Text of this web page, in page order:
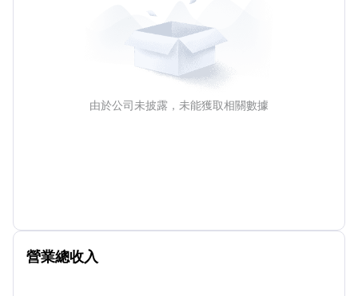
由於公司未披露，未能獲取相關數據
營業總收入